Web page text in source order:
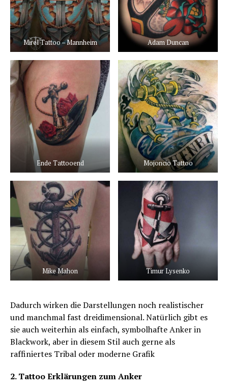
Mirel Tattoo – Mannheim Adam Duncan
Ende Tattooend Mojoncio Tattoo
Mike Mahon Timur Lysenko
Dadurch wirken die Darstellungen noch realistischer
und manchmal fast dreidimensional. Natürlich gibt es
sie auch weiterhin als einfach, symbolhafte Anker in
Blackwork, aber in diesem Stil auch gerne als
raffiniertes Tribal oder moderne Grafik
2. Tattoo Erklärungen zum Anker